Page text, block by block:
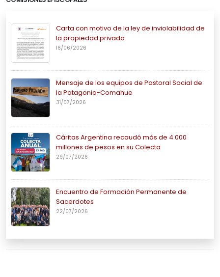
Carta con motivo de la ley de inviolabilidad de
la propiedad privada
16/06/2026
Mensaje de los equipos de Pastoral Social de
la Patagonia-Comahue
31/07/2026
Cáritas Argentina recaudó más de 4.000
millones de pesos en su Colecta
29/07/2026
Encuentro de Formación Permanente de
Sacerdotes
22/07/2026